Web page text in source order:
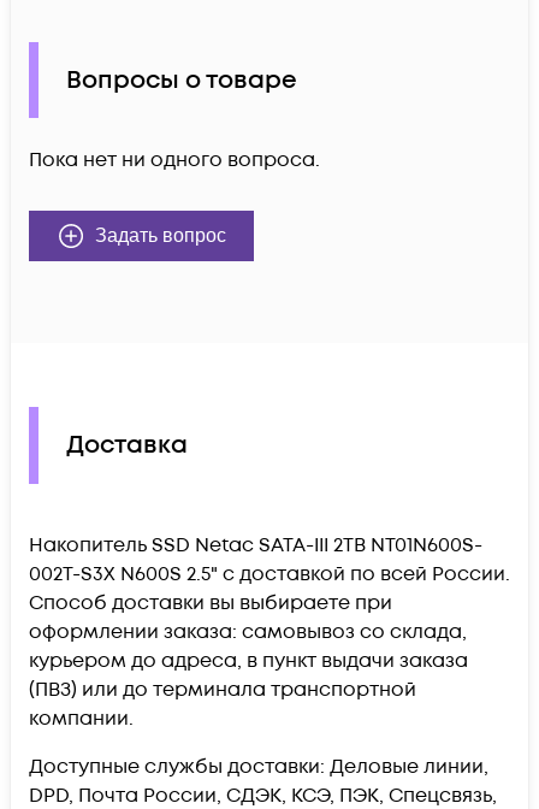
Вопросы о товаре
Пока нет ни одного вопроса.
Задать вопрос
Доставка
Накопитель SSD Netac SATA-III 2TB NT01N600S-
002T-S3X N600S 2.5" c доставкой по всей России.
Способ доставки вы выбираете при
оформлении заказа: самовывоз со склада,
курьером до адреса, в пункт выдачи заказа
(ПВЗ) или до терминала транспортной
компании.
Доступные службы доставки: Деловые линии,
DPD, Почта России, СДЭК, КСЭ, ПЭК, Спецсвязь,